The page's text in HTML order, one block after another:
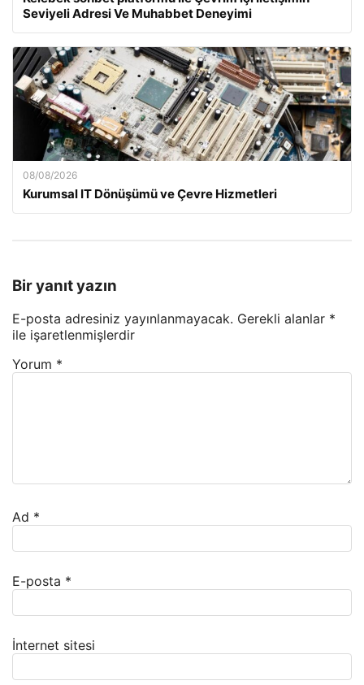
Seviyeli Adresi Ve Muhabbet Deneyimi
08/08/2026
Kurumsal IT Dönüşümü ve Çevre Hizmetleri
Bir yanıt yazın
E-posta adresiniz yayınlanmayacak. Gerekli alanlar *
ile işaretlenmişlerdir
Yorum *
Ad *
E-posta *
İnternet sitesi